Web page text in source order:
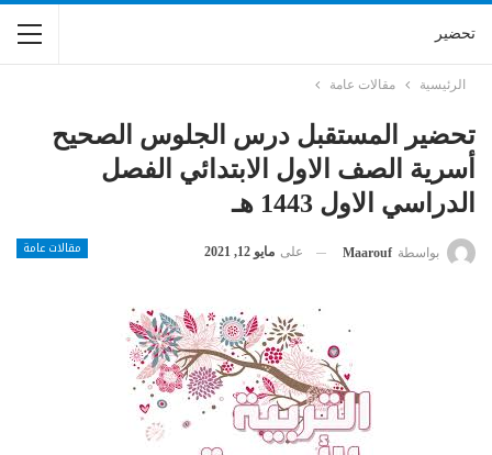
تحضير
الرئيسية مقالات عامة
تحضير المستقبل درس الجلوس الصحيح
أسرية الصف الاول الابتدائي الفصل
الدراسي الاول 1443 هـ
مقالات عامة بواسطة Maarouf على مايو 12, 2021